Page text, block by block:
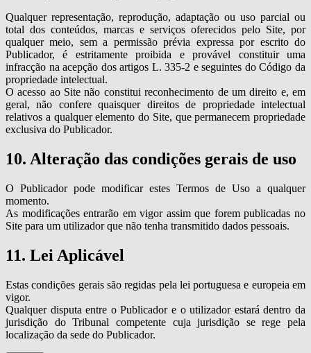
Qualquer representação, reprodução, adaptação ou uso parcial ou
total dos conteúdos, marcas e serviços oferecidos pelo Site, por
qualquer meio, sem a permissão prévia expressa por escrito do
Publicador, é estritamente proibida e provável constituir uma
infracção na acepção dos artigos L. 335-2 e seguintes do Código da
propriedade intelectual.
O acesso ao Site não constitui reconhecimento de um direito e, em
geral, não confere quaisquer direitos de propriedade intelectual
relativos a qualquer elemento do Site, que permanecem propriedade
exclusiva do Publicador.
10. Alteração das condições gerais de uso
O Publicador pode modificar estes Termos de Uso a qualquer
momento.
As modificações entrarão em vigor assim que forem publicadas no
Site para um utilizador que não tenha transmitido dados pessoais.
11. Lei Aplicável
Estas condições gerais são regidas pela lei portuguesa e europeia em
vigor.
Qualquer disputa entre o Publicador e o utilizador estará dentro da
jurisdição do Tribunal competente cuja jurisdição se rege pela
localização da sede do Publicador.